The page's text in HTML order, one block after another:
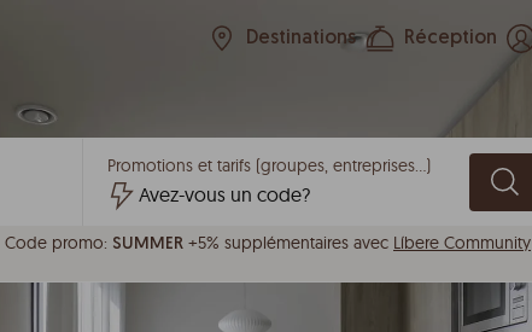
Promotions et tarifs (groupes, entreprises...)
Code promo: SUMMER +5% supplémentaires avec Líbere Community
Destinations Réception